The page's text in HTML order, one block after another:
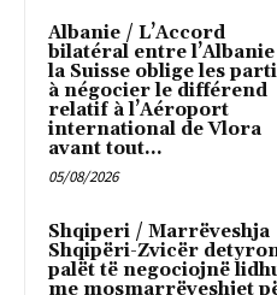
Albanie / L’Accord
bilatéral entre
la Suisse oblige les
à négocier le différend
relatif à l’Aéroport
international de Vlora
avant tout...
05/08/2026
Shqiperi / Marrëveshja
Shqipëri-Zvicër
palët të negociojnë
me mosmarrëveshjet